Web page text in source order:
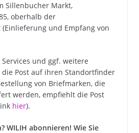
Sillenbucher Markt,
oberhalb der
und Empfang von
und ggf. weitere
Post auf ihren Standortfinder
von Briefmarken, die
werden, empfiehlt die Post
hier).
WILIH abonnieren! Wie Sie